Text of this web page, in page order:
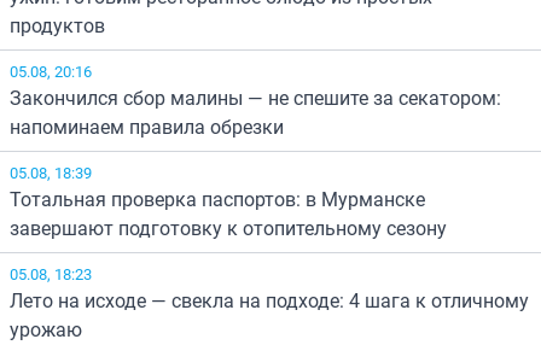
продуктов
05.08, 20:16
Закончился сбор малины — не спешите за секатором:
напоминаем правила обрезки
05.08, 18:39
Тотальная проверка паспортов: в Мурманске
завершают подготовку к отопительному сезону
05.08, 18:23
Лето на исходе — свекла на подходе: 4 шага к отличному
урожаю